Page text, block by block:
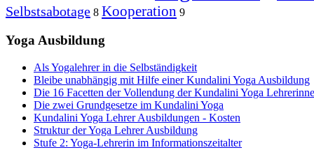
Selbstsabotage 8 Kooperation 9
Yoga Ausbildung
Als Yogalehrer in die Selbständigkeit
Bleibe unabhängig mit Hilfe einer Kundalini Yoga Ausbildung
Die 16 Facetten der Vollendung der Kundalini Yoga
Die zwei Grundgesetze im Kundalini Yoga
Kundalini Yoga Lehrer Ausbildungen - Kosten
Struktur der Yoga Lehrer Ausbildung
Stufe 2: Yoga-Lehrerin im Informationszeitalter